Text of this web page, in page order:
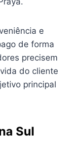
e
de forma
precisem
do cliente
principal
Sul